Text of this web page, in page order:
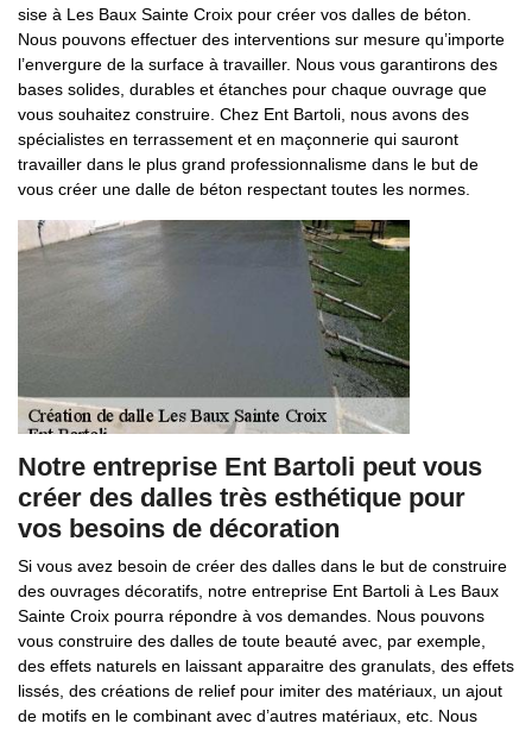
sise à Les Baux Sainte Croix pour créer vos dalles de béton.
Nous pouvons effectuer des interventions sur mesure qu’importe
l’envergure de la surface à travailler. Nous vous garantirons des
bases solides, durables et étanches pour chaque ouvrage que
vous souhaitez construire. Chez Ent Bartoli, nous avons des
spécialistes en terrassement et en maçonnerie qui sauront
travailler dans le plus grand professionnalisme dans le but de
vous créer une dalle de béton respectant toutes les normes.
Notre entreprise Ent Bartoli peut vous
créer des dalles très esthétique pour
vos besoins de décoration
Si vous avez besoin de créer des dalles dans le but de construire
des ouvrages décoratifs, notre entreprise Ent Bartoli à Les Baux
Sainte Croix pourra répondre à vos demandes. Nous pouvons
vous construire des dalles de toute beauté avec, par exemple,
des effets naturels en laissant apparaitre des granulats, des effets
lissés, des créations de relief pour imiter des matériaux, un ajout
de motifs en le combinant avec d’autres matériaux, etc. Nous